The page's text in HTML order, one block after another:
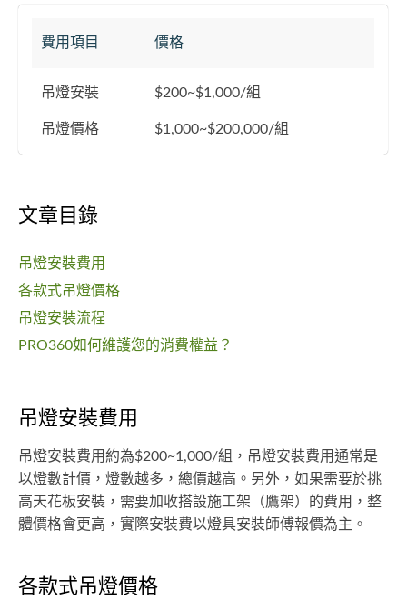
費用項目 價格
吊燈安裝 $200~$1,000/組
吊燈價格 $1,000~$200,000/組
文章目錄
吊燈安裝費用
各款式吊燈價格
吊燈安裝流程
PRO360如何維護您的消費權益？
吊燈安裝費用
吊燈安裝費用約為$200~1,000/組，吊燈安裝費用通常是
以燈數計價，燈數越多，總價越高。另外，如果需要於挑
高天花板安裝，需要加收搭設施工架（鷹架）的費用，整
體價格會更高，實際安裝費以燈具安裝師傅報價為主。
各款式吊燈價格